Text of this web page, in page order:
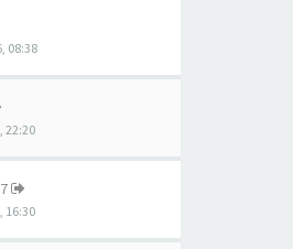
08:38
22:20
16:30